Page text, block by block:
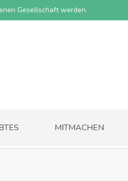
Gesellschaft werden.
MITMACHEN